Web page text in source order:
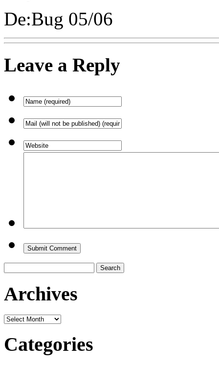
De:Bug 05/06
Leave a Reply
for:
Archives
Archives
Categories